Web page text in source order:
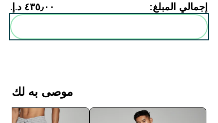
إجمالي المبلغ: ٤٣٥٫٠٠ د.إ.‏‎
موصى به لك